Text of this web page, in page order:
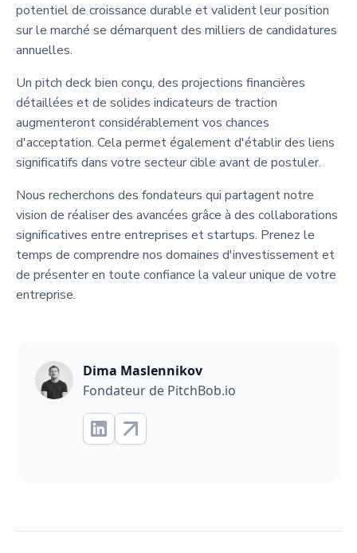
potentiel de croissance durable et valident leur position
sur le marché se démarquent des milliers de candidatures
annuelles.
Un pitch deck bien conçu, des projections financières
détaillées et de solides indicateurs de traction
augmenteront considérablement vos chances
d'acceptation. Cela permet également d'établir des liens
significatifs dans votre secteur cible avant de postuler.
Nous recherchons des fondateurs qui partagent notre
vision de réaliser des avancées grâce à des collaborations
significatives entre entreprises et startups. Prenez le
temps de comprendre nos domaines d'investissement et
de présenter en toute confiance la valeur unique de votre
entreprise.
Dima Maslennikov
Fondateur de PitchBob.io